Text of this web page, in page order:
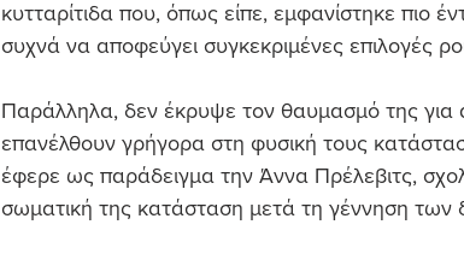
κυτταρίτιδα που, όπως είπε, εμφανίστηκε πιο
συχνά να αποφεύγει συγκεκριμένες επιλογές
Παράλληλα, δεν έκρυψε τον θαυμασμό της για
επανέλθουν γρήγορα στη φυσική τους
έφερε ως παράδειγμα την Άννα Πρέλεβιτς,
σωματική της κατάσταση μετά τη γέννηση των